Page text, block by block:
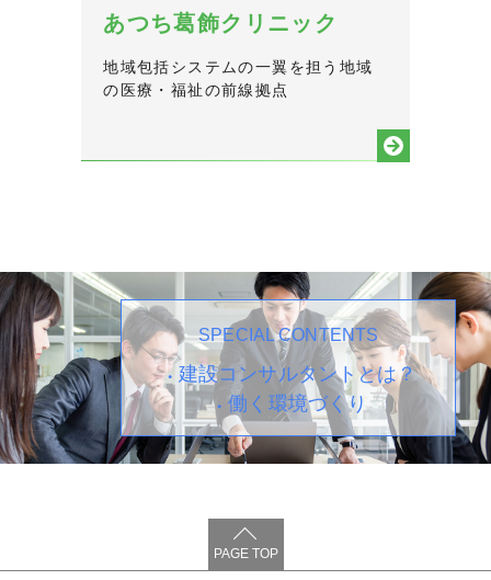
あつち葛飾クリニック
地域包括システムの一翼を担う地域
の医療・福祉の前線拠点
SPECIAL CONTENTS
建設コンサルタントとは？
働く環境づくり
PAGE TOP